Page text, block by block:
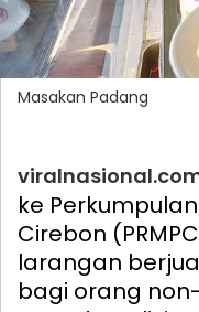
Masakan Padang
ke
Cirebon
larangan
bagi orang